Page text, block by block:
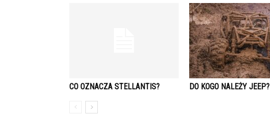
CO OZNACZA STELLANTIS? DO KOGO NALEŻY JEEP?